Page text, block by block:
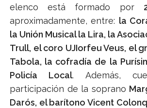
elenco está formado por
aproximadamente, entre: la
la Unión Musical la Lira, la
Trull, el coro UJIorfeu Veus, el
Tabola, la cofradía de la
Policía Local. Además,
participación de la soprano
Darós, el barítono Vicent